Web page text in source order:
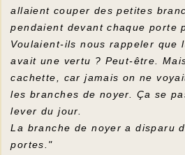
allaient couper des petites
pendaient devant chaque porte
Voulaient-ils nous rappeler que
avait une vertu ? Peut-être.
cachette, car jamais on ne
les branches de noyer. Ça se
lever du jour.
La branche de noyer a disparu
portes."